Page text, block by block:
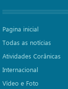
Pagina inicial
Todas as notícias
Atividades Corânicas
Internacional
Vídeo e Foto